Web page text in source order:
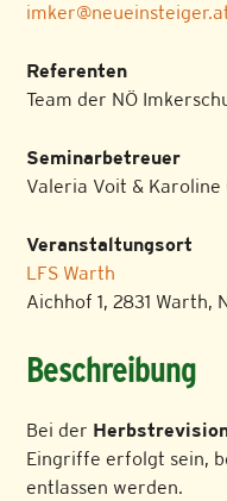
Referenten
Team der NÖ
Seminarbetreuer
Valeria Voit & Karoline
Veranstaltungsort
LFS Warth
Aichhof 1, 2831 Warth,
Beschreibung
Bei der
Eingriffe erfolgt sein,
entlassen werden.